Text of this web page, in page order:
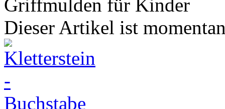
Griffmulden für Kinder
Dieser Artikel ist